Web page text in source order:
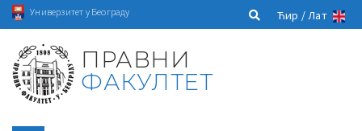
Универзитет у Београду Ћир /Лат
ПРАВНИ
ФАКУЛТЕТ